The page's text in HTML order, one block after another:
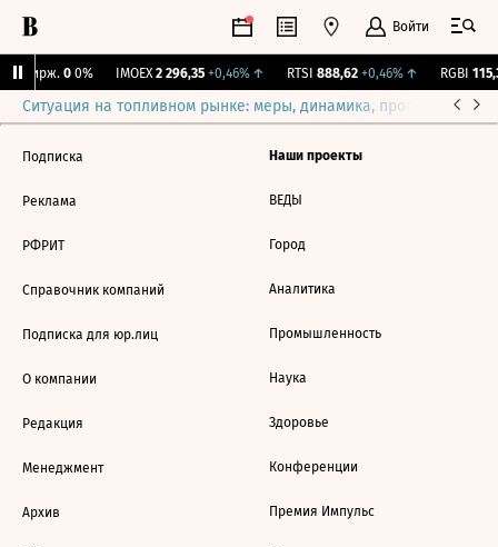
Войти
Бирж. 0 0% IMOEX 2 296,35 +0,46%↑ RTSI 888,62 +0,46%↑ RGBI
Ситуация на топливном рынке: меры, динамика, прогнозы
Подписка
Реклама
РФРИТ
Справочник компаний
Подписка для юр.лиц
О компании
Редакция
Менеджмент
Архив
Наши проекты
ВЕДЫ
Город
Аналитика
Промышленность
Наука
Здоровье
Конференции
Премия Импульс